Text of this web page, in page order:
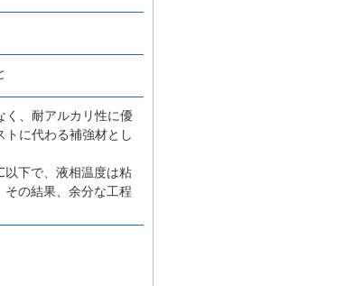
く、耐アルカリ性に優
に代わる補強材とし
下で、液相温度は粘
の結果、余分な工程